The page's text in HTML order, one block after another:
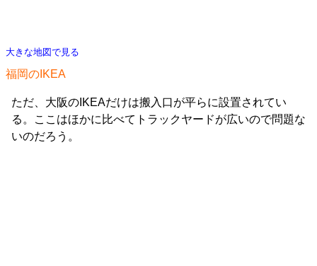
大きな地図で見る
福岡のIKEA
ただ、大阪のIKEAだけは搬入口が平らに設置されてい
る。ここはほかに比べてトラックヤードが広いので問題な
いのだろう。